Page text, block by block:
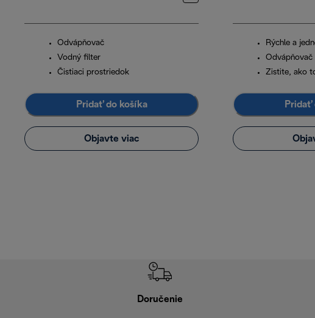
Odvápňovač
Vodný filter
Čistiaci prostriedok
Pridať do košíka
Objavte viac
Rýchle a
Odvápňovač
Zistite, ako
Pridať
Doručenie